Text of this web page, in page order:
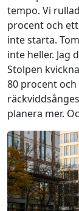
tempo. Vi
procent och
inte starta.
inte heller. Jag
Stolpen
80 procent
planera mer.